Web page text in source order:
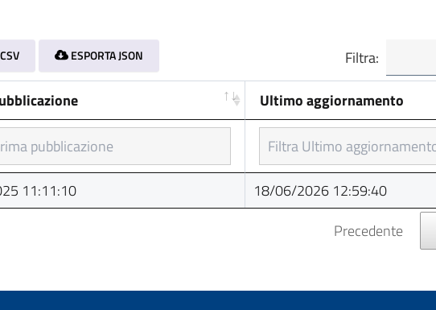
ESPORTA JSON
Filtra:
Ultimo aggiornamento
Ultimo aggiornamento
11:11:10
18/06/2026 12:59:40
Precedente